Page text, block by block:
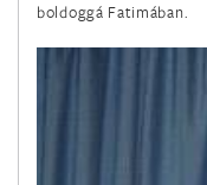
január 22.
Szalézi Szent Ferenc
boldoggá Fatimában.